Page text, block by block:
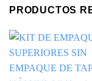
PRODUCTOS